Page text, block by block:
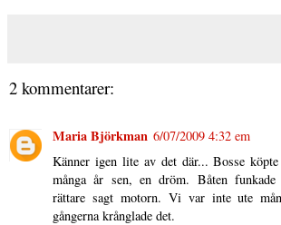
2 kommentarer:
Maria Björkman 6/07/2009 4:32 em
Känner igen lite av det där... Bosse
många år sen, en dröm. Båten
rättare sagt motorn. Vi var inte ute
gångerna krånglade det.